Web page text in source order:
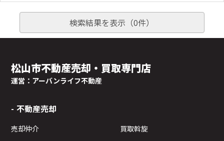
検索結果を表示（0件）
松山市不動産売却・買取専門店
運営：アーバンライフ不動産
不動産売却
売却仲介
買取斡旋